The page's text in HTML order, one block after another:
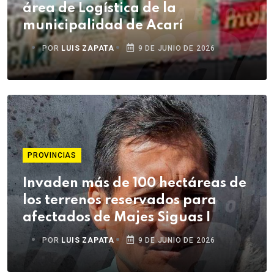
área de Logística de la
municipalidad de Acarí
POR LUIS ZAPATA 9 DE JUNIO DE 2026
PROVINCIAS
Invaden más de 100 hectáreas de
los terrenos reservados para
afectados de Majes Siguas I
POR LUIS ZAPATA 9 DE JUNIO DE 2026